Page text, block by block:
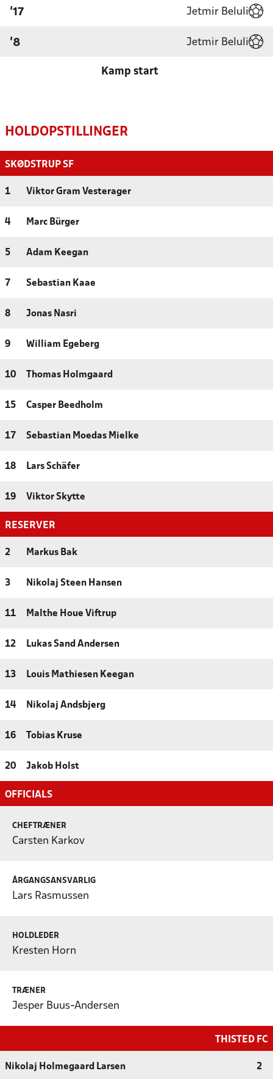
'17 Jetmir Beluli
'8 Jetmir Beluli
Kamp start
HOLDOPSTILLINGER
SKØDSTRUP SF
1 Viktor Gram Vesterager
4 Marc Bürger
5 Adam Keegan
7 Sebastian Kaae
8 Jonas Nasri
9 William Egeberg
10 Thomas Holmgaard
15 Casper Beedholm
17 Sebastian Moedas Mielke
18 Lars Schäfer
19 Viktor Skytte
RESERVER
2 Markus Bak
3 Nikolaj Steen Hansen
11 Malthe Houe Viftrup
12 Lukas Sand Andersen
13 Louis Mathiesen Keegan
14 Nikolaj Andsbjerg
16 Tobias Kruse
20 Jakob Holst
OFFICIALS
CHEFTRÆNER
Carsten Karkov
ÅRGANGSANSVARLIG
Lars Rasmussen
HOLDLEDER
Kresten Horn
TRÆNER
Jesper Buus-Andersen
THISTED FC
Nikolaj Holmegaard Larsen 2